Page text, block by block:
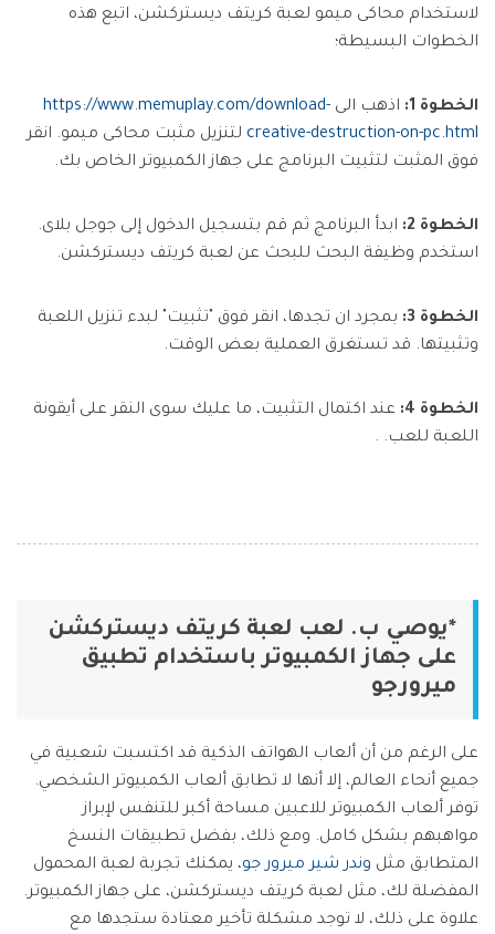
لاستخدام محاكى ميمو لعبة كريتف ديستركشن، اتبع هذه
الخطوات البسيطة؛
الخطوة 1: اذهب الى https://www.memuplay.com/download-
creative-destruction-on-pc.html لتنزيل مثبت محاكى ميمو. انقر
فوق المثبت لتثبيت البرنامج على جهاز الكمبيوتر الخاص بك.
الخطوة 2:
ابدأ البرنامج ثم قم بتسجيل الدخول إلى جوجل بلاى.
استخدم وظيفة البحث للبحث عن لعبة كريتف ديستركشن.
الخطوة 3:
بمجرد ان تجدها، انقر فوق "تثبيت" لبدء تنزيل اللعبة
وتثبيتها. قد تستغرق العملية بعض الوقت.
الخطوة 4:
عند اكتمال التثبيت، ما عليك سوى النقر على أيقونة
اللعبة للعب. .
*يوصي ب. لعب لعبة كريتف ديستركشن
على جهاز الكمبيوتر باستخدام تطبيق
ميرورجو
على الرغم من أن ألعاب الهواتف الذكية قد اكتسبت شعبية في
جميع أنحاء العالم، إلا أنها لا تطابق ألعاب الكمبيوتر الشخصي.
توفر ألعاب الكمبيوتر للاعبين مساحة أكبر للتنفس لإبراز
مواهبهم بشكل كامل. ومع ذلك، بفضل تطبيقات النسخ
المتطابق مثل وندر شير ميرور جو، يمكنك تجربة لعبة المحمول
المفضلة لك، مثل لعبة كريتف ديستركشن، على جهاز الكمبيوتر.
علاوة على ذلك، لا توجد مشكلة تأخير معتادة ستجدها مع